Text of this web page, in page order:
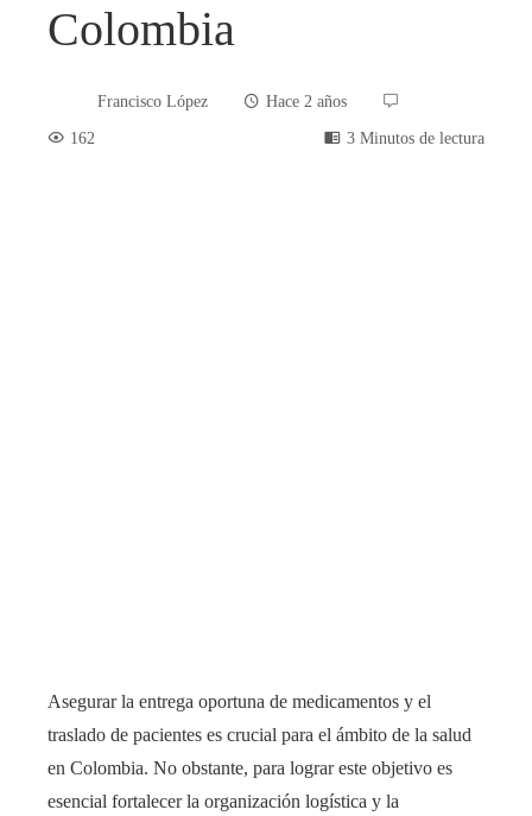
Colombia
Francisco López
Hace 2 años
162
3 Minutos de lectura
Asegurar la entrega oportuna de medicamentos y el
traslado de pacientes es crucial para el ámbito de la salud
en Colombia. No obstante, para lograr este objetivo es
esencial fortalecer la organización logística y la